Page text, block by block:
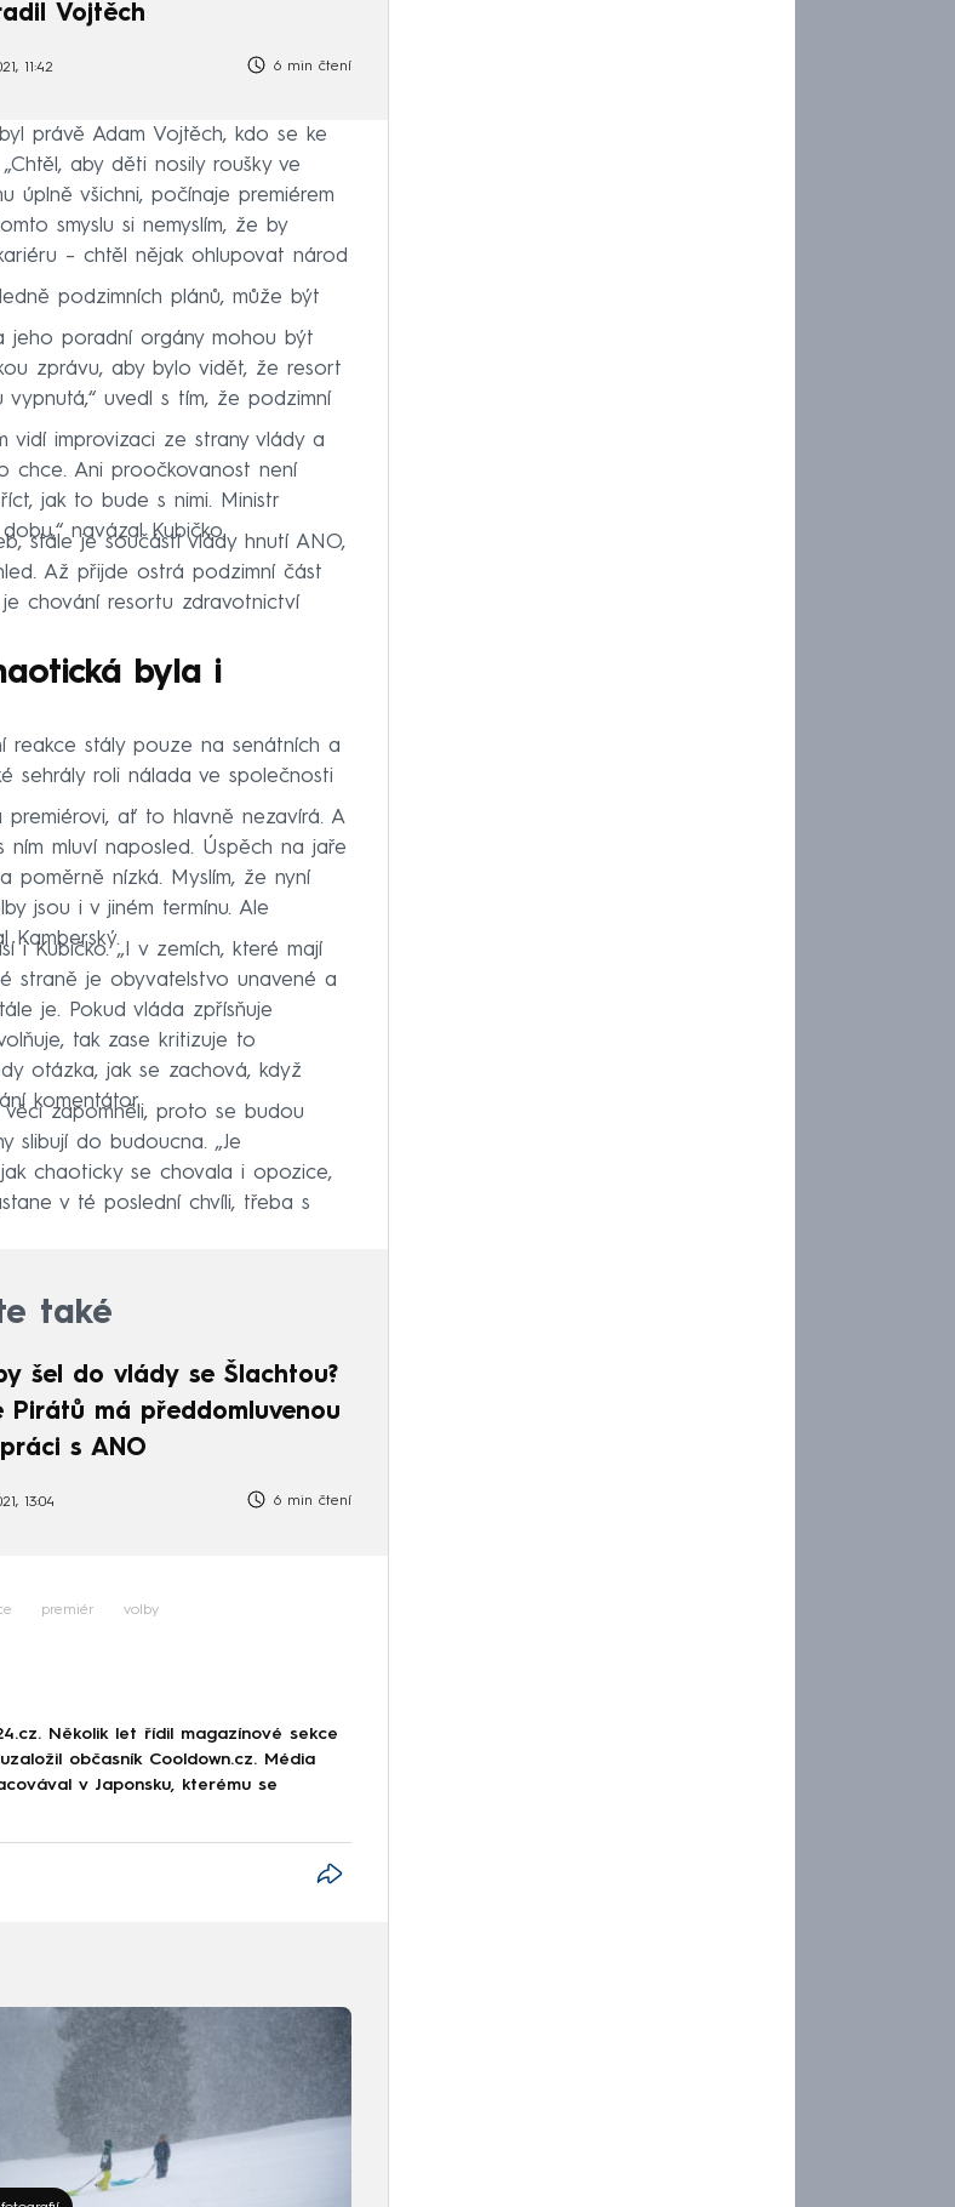
Vojtěch
11:42 6 min čtení
právě Adam Vojtěch, kdo se ke
aby děti nosily roušky ve
úplně všichni, počínaje premiérem
smyslu si nemyslím, že by
– chtěl nějak ohlupovat národ
podzimních plánů, může být
jeho poradní orgány mohou být
zprávu, aby bylo vidět, že resort
uvedl s tím, že podzimní
vidí improvizaci ze strany vlády a
chce. Ani proočkovanost není
jak to bude s nimi. Ministr
navázal Kubičko.
stále je součástí vlády hnutí ANO,
Až přijde ostrá podzimní část
chování resortu zdravotnictví
byla i
reakce stály pouze na senátních a
sehrály roli nálada ve společnosti
premiérovi, ať to hlavně nezavírá. A
ním mluví naposled. Úspěch na jaře
poměrně nízká. Myslím, že nyní
jsou i v jiném termínu. Ale
Kamberský.
i Kubičko. „I v zemích, které mají
straně je obyvatelstvo unavené a
je. Pokud vláda zpřísňuje
tak zase kritizuje to
otázka, jak se zachová, když
komentátor.
zapomněli, proto se budou
slibují do budoucna. „Je
chaoticky se chovala i opozice,
v té poslední chvíli, třeba s
také
šel do vlády se Šlachtou?
Pirátů má předdomluvenou
s ANO
13:04 6 min čtení
premiér volby
Několik let řídil magazínové sekce
občasník Cooldown.cz. Média
v Japonsku, kterému se